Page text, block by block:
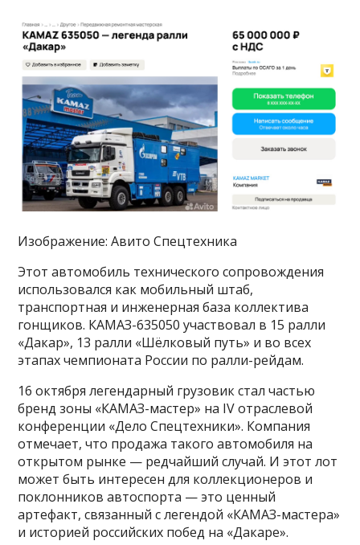
Изображение: Авито Спецтехника
Этот автомобиль технического сопровождения
использовался как мобильный штаб,
транспортная и инженерная база коллектива
гонщиков. КАМАЗ-635050 участвовал в 15 ралли
«Дакар», 13 ралли «Шёлковый путь» и во всех
этапах чемпионата России по ралли-рейдам.
16 октября легендарный грузовик стал частью
бренд зоны «КАМАЗ-мастер» на IV отраслевой
конференции «Дело Спецтехники». Компания
отмечает, что продажа такого автомобиля на
открытом рынке — редчайший случай. И этот лот
может быть интересен для коллекционеров и
поклонников автоспорта — это ценный
артефакт, связанный с легендой «КАМАЗ-мастера»
и историей российских побед на «Дакаре».